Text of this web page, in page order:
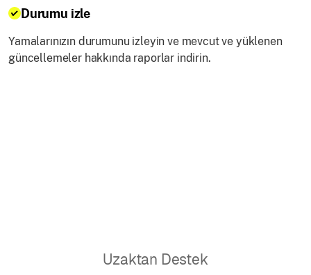
Durumu izle
Yamalarınızın durumunu izleyin ve mevcut ve yüklenen
güncellemeler hakkında raporlar indirin.
Uzaktan Destek